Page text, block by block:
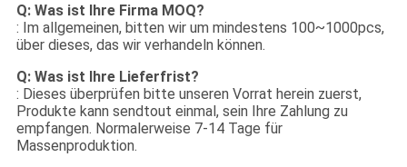
Q: Was ist Ihre Firma MOQ?
: Im allgemeinen, bitten wir um mindestens 100~1000pcs,
über dieses, das wir verhandeln können.
Q: Was ist Ihre Lieferfrist?
: Dieses überprüfen bitte unseren Vorrat herein zuerst,
Produkte kann sendtout einmal, sein Ihre Zahlung zu
empfangen. Normalerweise 7-14 Tage für
Massenproduktion.